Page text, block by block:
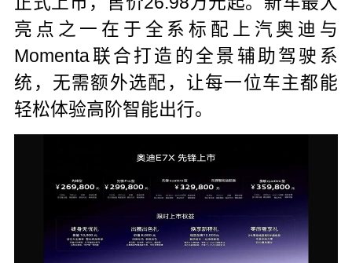
亮点之一在于全系标配上汽奥迪与
Momenta联合打造的全景辅助驾驶系
统，无需额外选配，让每一位车主都能
轻松体验高阶智能出行。